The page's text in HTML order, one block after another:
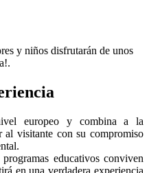
y niños disfrutarán de unos
europeo y combina a la
al visitante con su compromiso
educativos conviven
en una verdadera experiencia